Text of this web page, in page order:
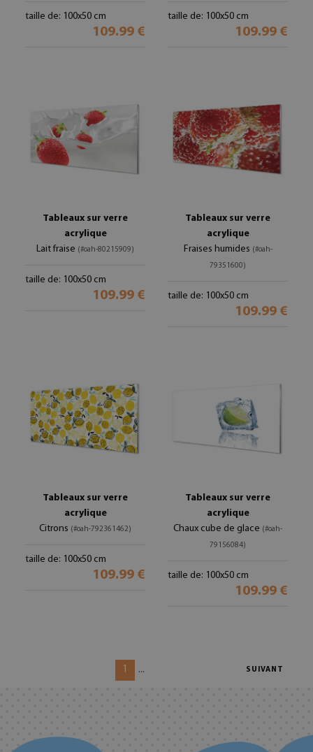
taille de: 100x50 cm
109.99 €
taille de: 100x50 cm
109.99 €
Tableaux sur verre
acrylique
Lait fraise (#oah-80215909)
taille de: 100x50 cm
109.99 €
Tableaux sur verre
acrylique
Fraises humides (#oah-
79351600)
taille de: 100x50 cm
109.99 €
Tableaux sur verre
acrylique
Citrons (#oah-792361462)
taille de: 100x50 cm
109.99 €
Tableaux sur verre
acrylique
Chaux cube de glace (#oah-
79156084)
taille de: 100x50 cm
109.99 €
1 ... SUIVANT